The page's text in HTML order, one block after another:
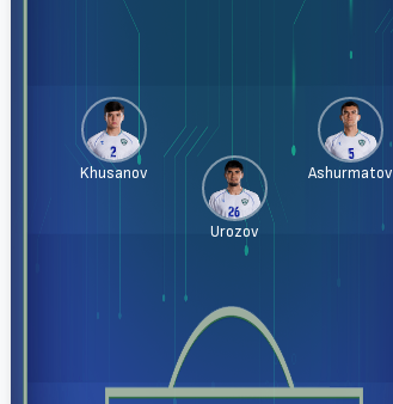
Khusanov Ashurmatov
Urozov